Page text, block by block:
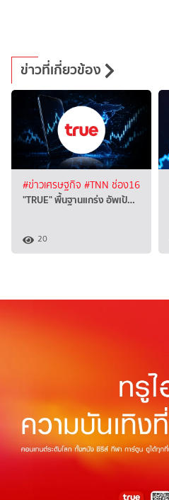
ข่าวที่เกี่ยวข้อง
#ข่าวเศรษฐกิจ #TNN ช่อง16
"TRUE" พื้นฐานแกร่ง อัพเป้…
20